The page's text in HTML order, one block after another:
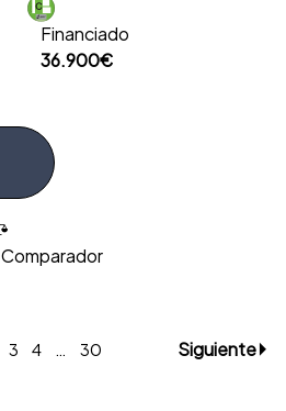
Financiado
36.900€
Comparador
3 4 30 Siguiente